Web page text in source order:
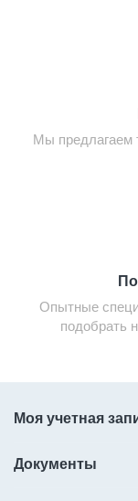
Мы предлагаем
Опытные
подобрать
Моя учетная
Документы